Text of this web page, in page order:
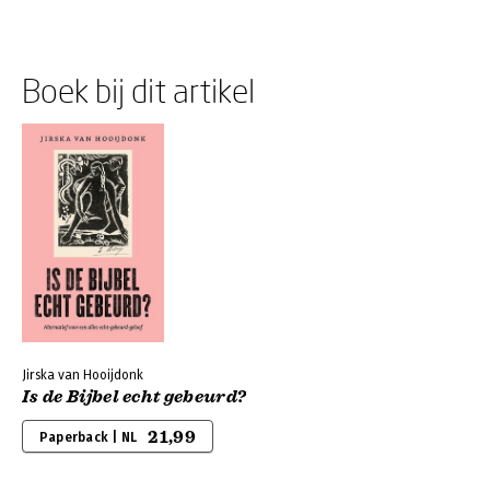
Boek bij dit artikel
Jirska van Hooijdonk
Is de Bijbel echt gebeurd?
Paperback | NL 21,99